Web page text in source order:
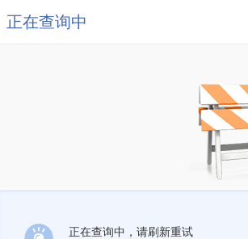
正在查询中
正在查询中，请刷新重试